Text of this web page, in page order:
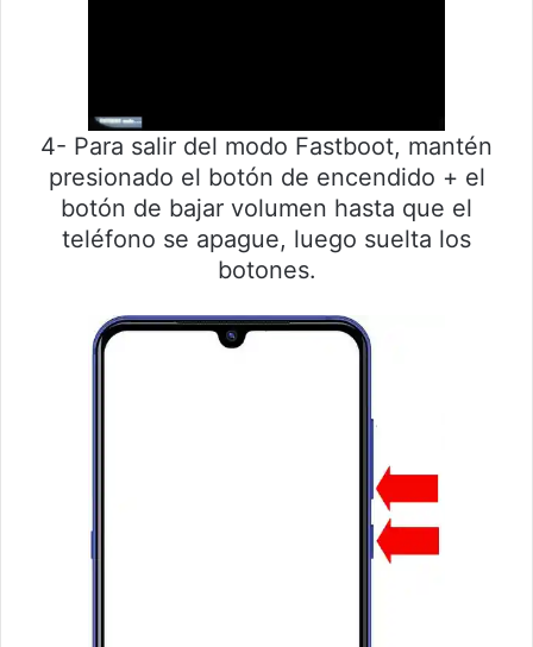
4- Para salir del modo Fastboot, mantén
presionado el botón de encendido + el
botón de bajar volumen hasta que el
teléfono se apague, luego suelta los
botones.